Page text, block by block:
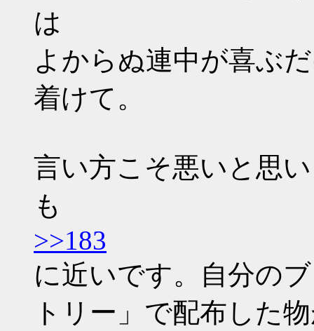
は
よからぬ連中が喜ぶ
着けて。
言い方こそ悪いと思
も
>>183
に近いです。自分の
トリー」で配布した